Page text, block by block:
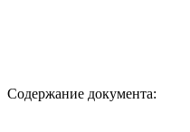
Содержание документа: